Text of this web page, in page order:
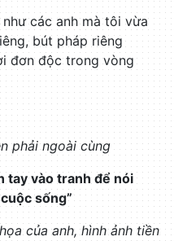
các anh mà tôi vừa
bút pháp riêng
đơn độc trong vòng
phải ngoài cùng
tay vào tranh để nói
sống”
của anh, hình ảnh tiền